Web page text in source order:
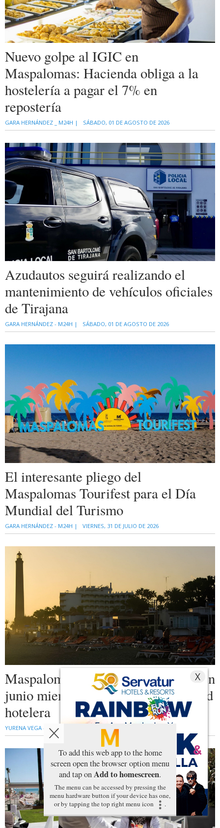
Nuevo golpe al IGIC en
Maspalomas: Hacienda obliga a la
hostelería a pagar el 7% en
repostería
GARA HERNÁNDEZ _ M24H | SÁBADO, 01 DE AGOSTO DE 2026
Azudautos seguirá realizando el
mantenimiento de vehículos oficiales
de Tirajana
GARA HERNÁNDEZ - M24H | SÁBADO, 01 DE AGOSTO DE 2026
El interesante pliego del
Maspalomas Tourifest para el Día
Mundial del Turismo
GARA HERNÁNDEZ - M24H | VIERNES, 31 DE JULIO DE 2026
Maspalomas modera su ocupación en
junio mientras consolida rentabilidad
hotelera
YURENA VEGA - M24H | VIERNES, 31 DE JULIO DE 2026
X
To add this web app to the home
screen open the browser option menu
and tap onAdd to homescreen.
The menu can be accessed by pressing the
menu hardware button if your device has one,
or by tapping the top right menu icon
.